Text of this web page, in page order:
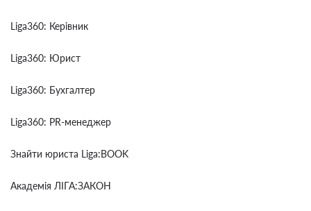
Liga360: Керівник
Liga360: Юрист
Liga360: Бухгалтер
Liga360: PR-менеджер
Знайти юриста Liga:BOOK
Академія ЛІГА:ЗАКОН